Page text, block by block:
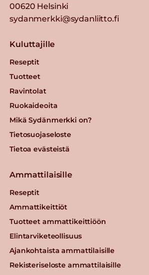
00620 Helsinki
sydanmerkki@sydanliitto.fi
Kuluttajille
Reseptit
Tuotteet
Ravintolat
Ruokaideoita
Mikä Sydänmerkki on?
Tietosuojaseloste
Tietoa evästeistä
Ammattilaisille
Reseptit
Ammattikeittiöt
Tuotteet ammattikeittiöön
Elintarviketeollisuus
Ajankohtaista ammattilaisille
Rekisteriseloste ammattilaisille